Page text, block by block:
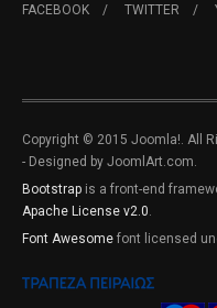
FACEBOOK TWITTER
Copyright © 2015 Joomla!. All
- Designed by JoomlArt.com.
Bootstrap is a front-end
Apache License v2.0.
Font Awesome font licensed